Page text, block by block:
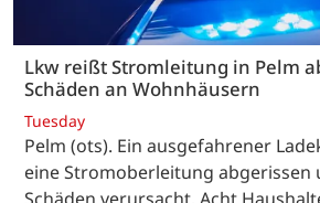
Lkw reißt Stromleitung in Pelm
Schäden an Wohnhäusern
Tuesday
Pelm (ots). Ein ausgefahrener
eine Stromoberleitung abgerissen